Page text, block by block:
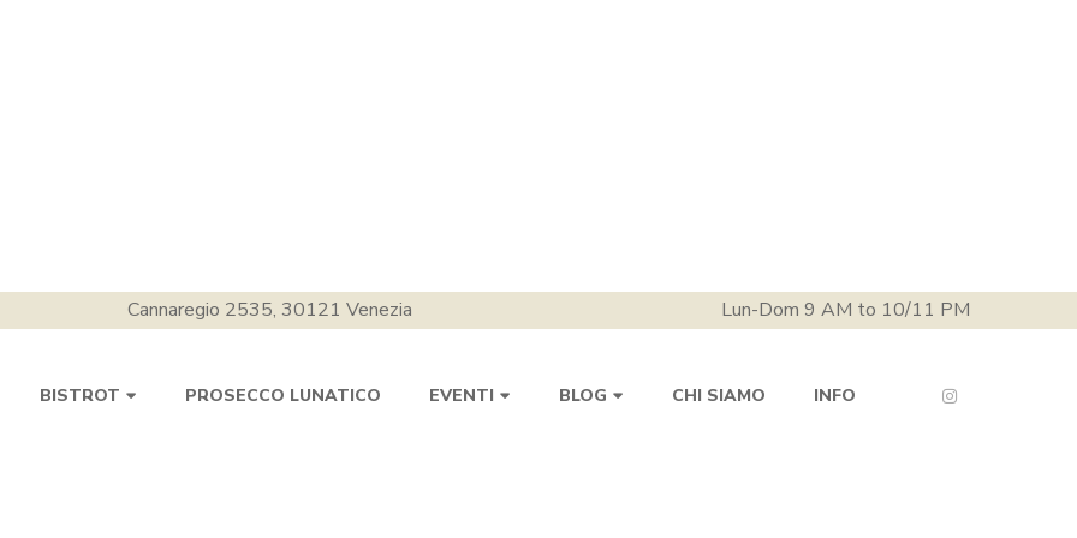
Cannaregio 2535, 30121 Venezia Lun-Dom 9 AM to 10/11 PM
BISTROT PROSECCO LUNATICO EVENTI BLOG CHI SIAMO INFO